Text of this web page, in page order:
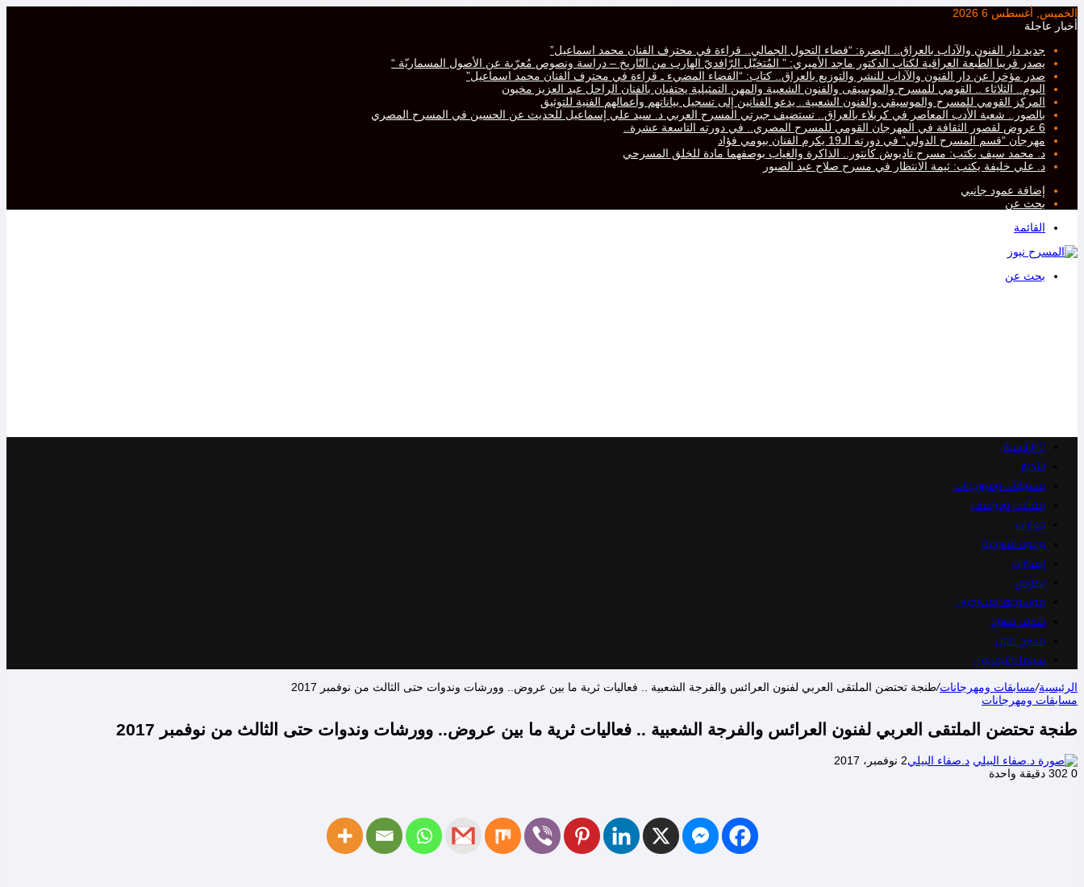
الخميس, أغسطس 6 2026
أخبار عاجلة
جديد دار الفنون والآداب بالعراق.. البصرة: “فضاء التحول الجمالي.. قراءة في محترف الفنان محمد اسماعيل”
يصدر قريبا الطّبعة العراقية لكتاب الدكتور ماجد الأميري: ” المُتخيّل الرّافديّ الهارب من التّاريخ – دراسة ونصوص مُعرّبة عن الأصول المسماريّة “
صدر مؤخرا عن دار الفنون والآداب للنشر والتوزيع بالعراق.. كتاب: “الفضاء المضيء ـ قراءة في محترف الفنان محمد اسماعيل”
اليوم.. الثلاثاء .. القومي للمسرح والموسيقى والفنون الشعبية والمهن التمثيلية يحتفيان بالفنان الراحل عبد العزيز مخيون
المركز القومي للمسرح والموسيقي والفنون الشعبية.. يدعو الفنانين إلى تسجيل بياناتهم وأعمالهم الفنية للتوثيق
بالصور.. شعبة الأدب المعاصر في كربلاء بالعراق.. تستضيف جبرتي المسرح العربي د. سيد علي إسماعيل للحديث عن الحسين في المسرح المصري
6 عروض لقصور الثقافة في المهرجان القومي للمسرح المصري.. في دورته التاسعة عشرة..
مهرجان “قسم المسرح الدولي” في دورته الـ19 يكرم الفنان بيومي فؤاد
د. محمد سيف يكتب: مسرح تاديوش كانتور.. الذاكرة والغياب بوصفهما مادة للخلق المسرحي
د. علي خليفة يكتب: ثيمة الانتظار في مسرح صلاح عبد الصبور
إضافة عمود جانبي
بحث عن
القائمة
بحث عن
الرئيسية
الأخبار
مسابقات ومهرجانات
مقالات ودراسات
حوارات
وجوه مسرحية
إصدارات
نصوص
موسوعة المسرحيين
شوف مسرح
مسرح طفل
سينما وتليفزيون
الرئيسية/مسابقات ومهرجانات/طنجة تحتضن الملتقى العربي لفنون العرائس والفرجة الشعبية .. فعاليات ثرية ما بين عروض.. وورشات وندوات حتى الثالث من نوفمبر 2017
مسابقات ومهرجانات
طنجة تحتضن الملتقى العربي لفنون العرائس والفرجة الشعبية .. فعاليات ثرية ما بين عروض.. وورشات وندوات حتى الثالث من نوفمبر 2017
د.صفاء البيلي2 نوفمبر، 2017
0
دقيقة واحدة